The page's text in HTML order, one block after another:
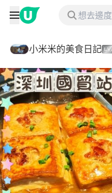
小米米的美食日記